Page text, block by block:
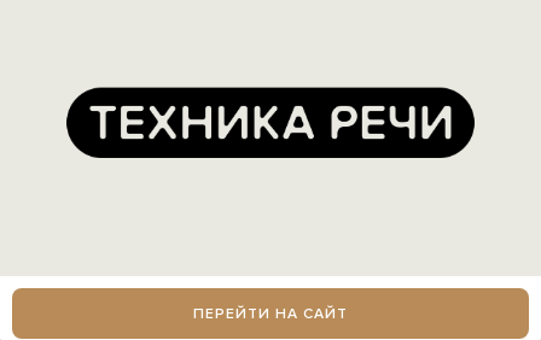
ПЕРЕЙТИ НА САЙТ